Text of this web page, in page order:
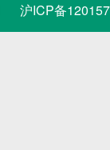
沪ICP备